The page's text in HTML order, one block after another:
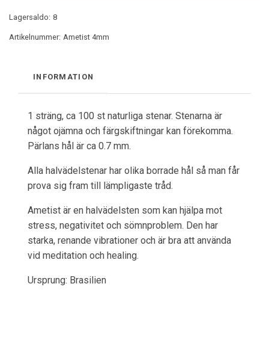
Lagersaldo: 8
Artikelnummer: Ametist 4mm
INFORMATION
1 sträng, ca 100 st naturliga stenar. Stenarna är
något ojämna och färgskiftningar kan förekomma.
Pärlans hål är ca 0.7 mm.
Alla halvädelstenar har olika borrade hål så man får
prova sig fram till lämpligaste tråd.
Ametist är en halvädelsten som kan hjälpa mot
stress, negativitet och sömnproblem. Den har
starka, renande vibrationer och är bra att använda
vid meditation och healing.
Ursprung: Brasilien